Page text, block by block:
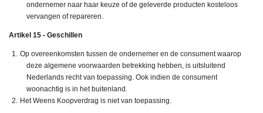
ondernemer naar haar keuze of de geleverde producten kosteloos
vervangen of repareren.
Artikel 15 - Geschillen
Op overeenkomsten tussen de ondernemer en de consument waarop
deze algemene voorwaarden betrekking hebben, is uitsluitend
Nederlands recht van toepassing. Ook indien de consument
woonachtig is in het buitenland.
Het Weens Koopverdrag is niet van toepassing.